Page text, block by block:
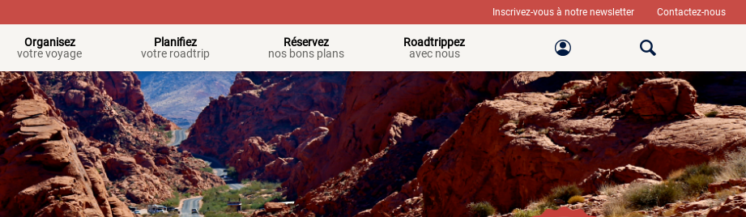
Inscrivez-vous à notre newsletter Contactez-nous
Organisez
votre voyage
Planifiez
votre roadtrip
Réservez
nos bons plans
Roadtrippez
avec nous